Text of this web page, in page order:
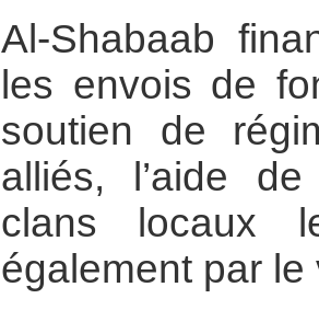
Al-Shabaab
les envois de
soutien de
alliés, l’aide
clans locaux
également par